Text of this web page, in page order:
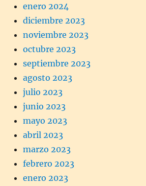
enero 2024
diciembre 2023
noviembre 2023
octubre 2023
septiembre 2023
agosto 2023
julio 2023
junio 2023
mayo 2023
abril 2023
marzo 2023
febrero 2023
enero 2023